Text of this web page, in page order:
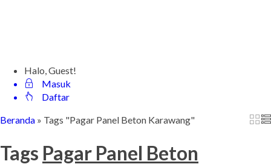
Halo, Guest!
Masuk
Daftar
Beranda » Tags "Pagar Panel Beton Karawang"
Tags Pagar Panel Beton